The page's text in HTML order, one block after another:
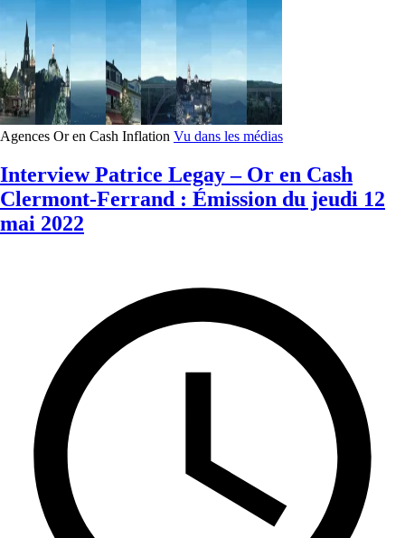
Agences Or en Cash Inflation Vu dans les médias
Interview Patrice Legay – Or en Cash
Clermont-Ferrand : Émission du jeudi 12
mai 2022